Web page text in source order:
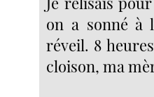
on a sonné à
réveil. 8
cloison, ma